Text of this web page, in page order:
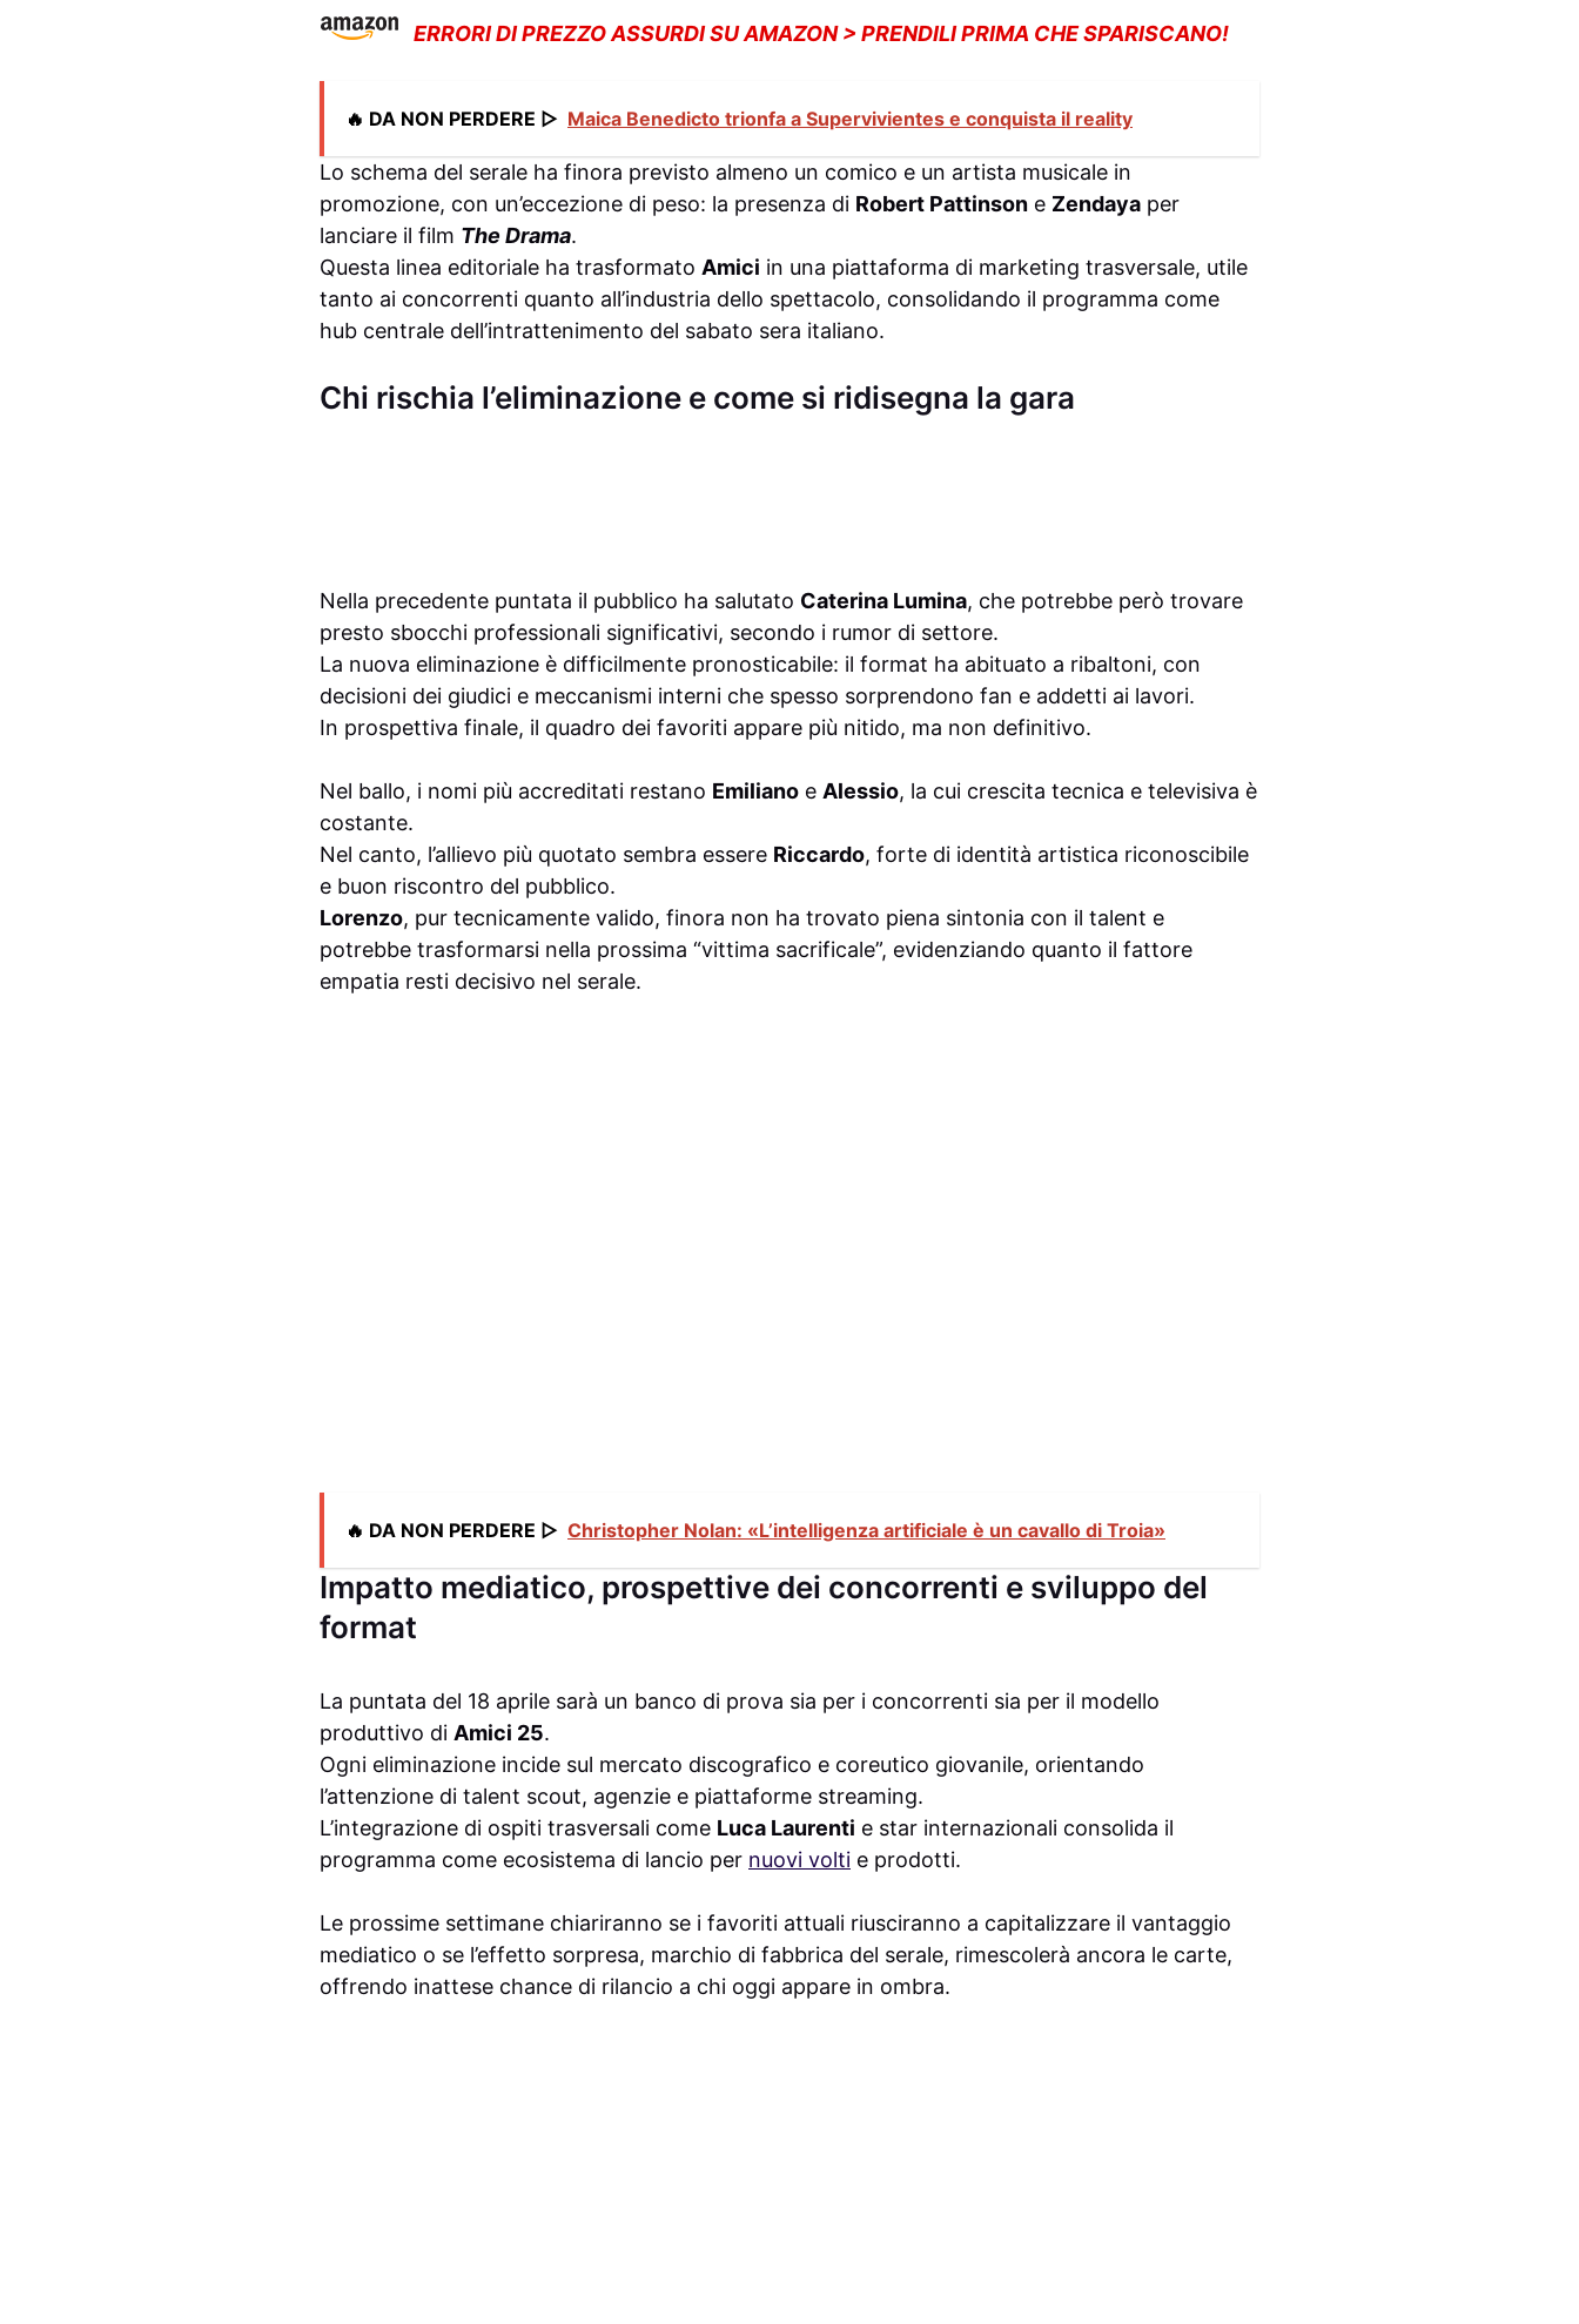
ERRORI DI PREZZO ASSURDI SU AMAZON > PRENDILI PRIMA CHE SPARISCANO!
🔥 DA NON PERDERE ▷ Maica Benedicto trionfa a Supervivientes e conquista il reality
Lo schema del serale ha finora previsto almeno un comico e un artista musicale in
promozione, con un’eccezione di peso: la presenza di Robert Pattinson e Zendaya per
lanciare il film The Drama.
Questa linea editoriale ha trasformato Amici in una piattaforma di marketing trasversale, utile
tanto ai concorrenti quanto all’industria dello spettacolo, consolidando il programma come
hub centrale dell’intrattenimento del sabato sera italiano.
Chi rischia l’eliminazione e come si ridisegna la gara
Nella precedente puntata il pubblico ha salutato Caterina Lumina, che potrebbe però trovare
presto sbocchi professionali significativi, secondo i rumor di settore.
La nuova eliminazione è difficilmente pronosticabile: il format ha abituato a ribaltoni, con
decisioni dei giudici e meccanismi interni che spesso sorprendono fan e addetti ai lavori.
In prospettiva finale, il quadro dei favoriti appare più nitido, ma non definitivo.
Nel ballo, i nomi più accreditati restano Emiliano e Alessio, la cui crescita tecnica e televisiva è
costante.
Nel canto, l’allievo più quotato sembra essere Riccardo, forte di identità artistica riconoscibile
e buon riscontro del pubblico.
Lorenzo, pur tecnicamente valido, finora non ha trovato piena sintonia con il talent e
potrebbe trasformarsi nella prossima “vittima sacrificale”, evidenziando quanto il fattore
empatia resti decisivo nel serale.
🔥 DA NON PERDERE ▷ Christopher Nolan: «L’intelligenza artificiale è un cavallo di Troia»
Impatto mediatico, prospettive dei concorrenti e sviluppo del
format
La puntata del 18 aprile sarà un banco di prova sia per i concorrenti sia per il modello
produttivo di Amici 25.
Ogni eliminazione incide sul mercato discografico e coreutico giovanile, orientando
l’attenzione di talent scout, agenzie e piattaforme streaming.
L’integrazione di ospiti trasversali come Luca Laurenti e star internazionali consolida il
programma come ecosistema di lancio per nuovi volti e prodotti.
Le prossime settimane chiariranno se i favoriti attuali riusciranno a capitalizzare il vantaggio
mediatico o se l’effetto sorpresa, marchio di fabbrica del serale, rimescolerà ancora le carte,
offrendo inattese chance di rilancio a chi oggi appare in ombra.